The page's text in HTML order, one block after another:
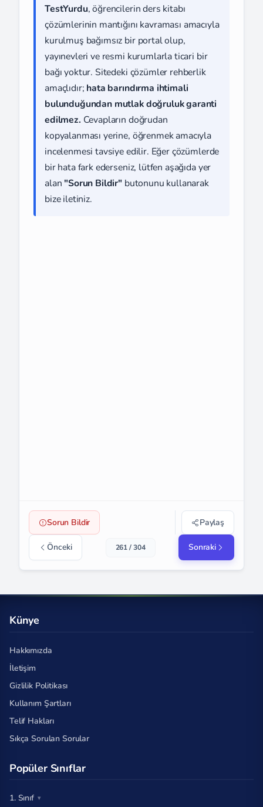
TestYurdu, öğrencilerin ders kitabı
çözümlerinin mantığını kavraması amacıyla
kurulmuş bağımsız bir portal olup,
yayınevleri ve resmi kurumlarla ticari bir
bağı yoktur. Sitedeki çözümler rehberlik
amaçlıdır; hata barındırma ihtimali
bulunduğundan mutlak doğruluk garanti
edilmez. Cevapların doğrudan
kopyalanması yerine, öğrenmek amacıyla
incelenmesi tavsiye edilir. Eğer çözümlerde
bir hata fark ederseniz, lütfen aşağıda yer
alan "Sorun Bildir" butonunu kullanarak
bize iletiniz.
Sorun Bildir Paylaş
Önceki 261 / 304 Sonraki
Künye
Hakkımızda
İletişim
Gizlilik Politikası
Kullanım Şartları
Telif Hakları
Sıkça Sorulan Sorular
Popüler Sınıflar
1. Sınıf